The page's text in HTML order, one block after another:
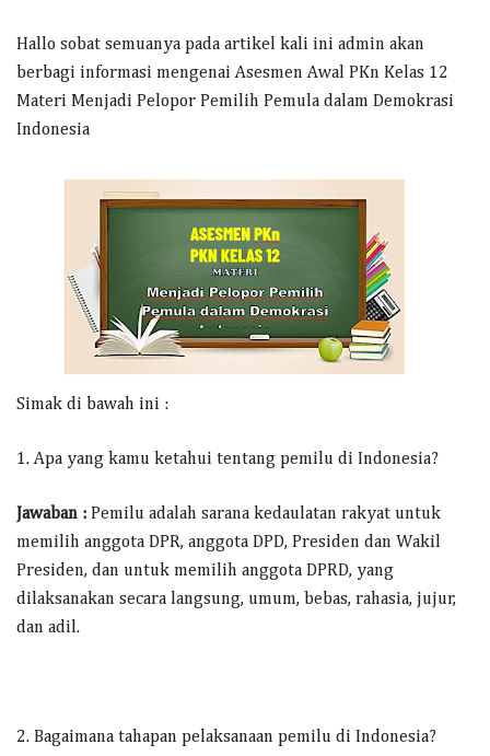
Hallo sobat semuanya pada artikel kali ini admin akan
berbagi informasi mengenai Asesmen Awal PKn Kelas 12
Materi Menjadi Pelopor Pemilih Pemula dalam Demokrasi
Indonesia
Simak di bawah ini :
1. Apa yang kamu ketahui tentang pemilu di Indonesia?
Jawaban : Pemilu adalah sarana kedaulatan rakyat untuk
memilih anggota DPR, anggota DPD, Presiden dan Wakil
Presiden, dan untuk memilih anggota DPRD, yang
dilaksanakan secara langsung, umum, bebas, rahasia, jujur,
dan adil.
2. Bagaimana tahapan pelaksanaan pemilu di Indonesia?